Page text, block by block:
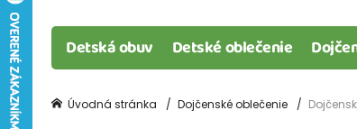
Detská obuv Detské oblečenie
Úvodná stránka Dojčenské oblečenie